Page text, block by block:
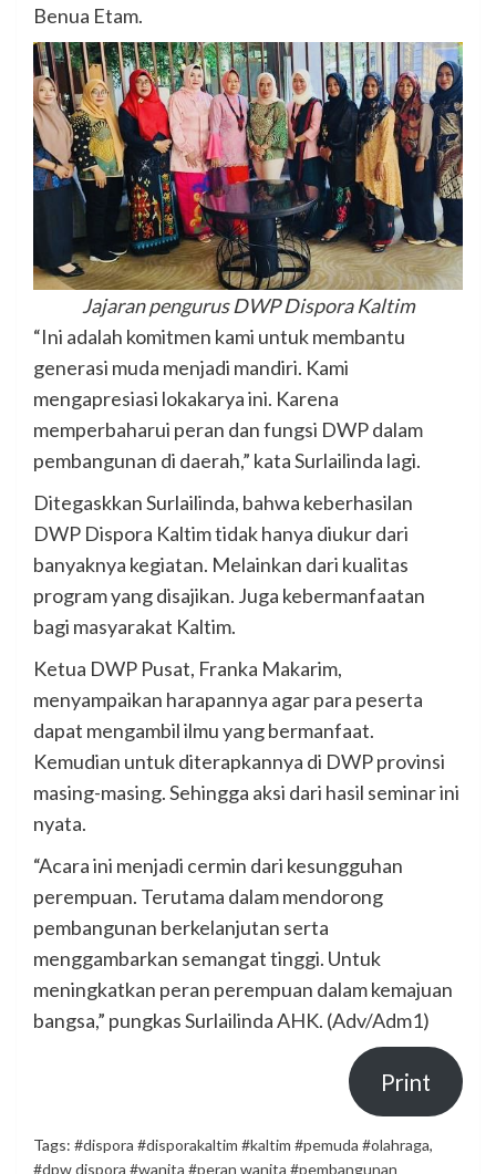
Benua Etam.
Jajaran pengurus DWP Dispora Kaltim
“Ini adalah komitmen kami untuk membantu
generasi muda menjadi mandiri. Kami
mengapresiasi lokakarya ini. Karena
memperbaharui peran dan fungsi DWP dalam
pembangunan di daerah,” kata Surlailinda lagi.
Ditegaskkan Surlailinda, bahwa keberhasilan
DWP Dispora Kaltim tidak hanya diukur dari
banyaknya kegiatan. Melainkan dari kualitas
program yang disajikan. Juga kebermanfaatan
bagi masyarakat Kaltim.
Ketua DWP Pusat, Franka Makarim,
menyampaikan harapannya agar para peserta
dapat mengambil ilmu yang bermanfaat.
Kemudian untuk diterapkannya di DWP provinsi
masing-masing. Sehingga aksi dari hasil seminar ini
nyata.
“Acara ini menjadi cermin dari kesungguhan
perempuan. Terutama dalam mendorong
pembangunan berkelanjutan serta
menggambarkan semangat tinggi. Untuk
meningkatkan peran perempuan dalam kemajuan
bangsa,” pungkas Surlailinda AHK. (Adv/Adm1)
Print
Tags: #dispora #disporakaltim #kaltim #pemuda #olahraga,
#dpw dispora #wanita #peran wanita #pembangunan